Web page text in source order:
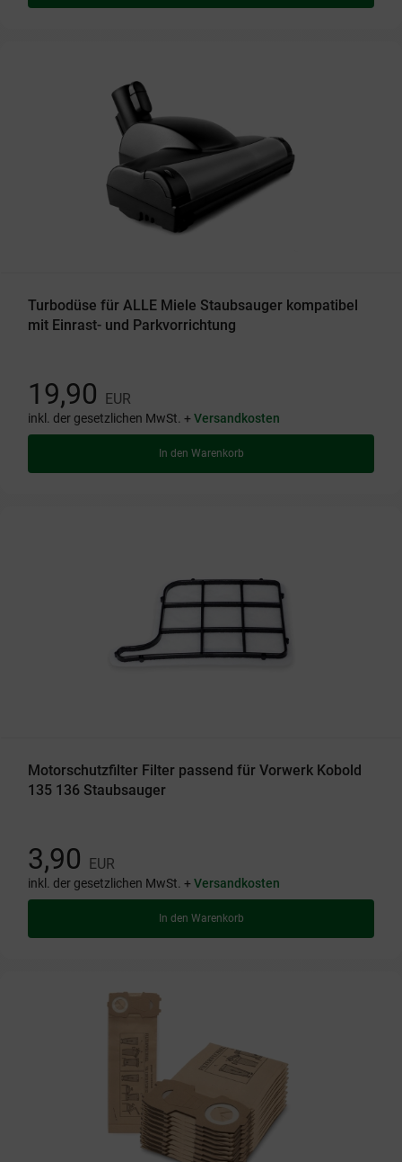
Turbodüse für ALLE Miele Staubsauger kompatibel
mit Einrast- und Parkvorrichtung
19,90 EUR
inkl. der gesetzlichen MwSt. +Versandkosten
In den Warenkorb
Motorschutzfilter Filter passend für Vorwerk Kobold
135 136 Staubsauger
3,90 EUR
inkl. der gesetzlichen MwSt. +Versandkosten
In den Warenkorb